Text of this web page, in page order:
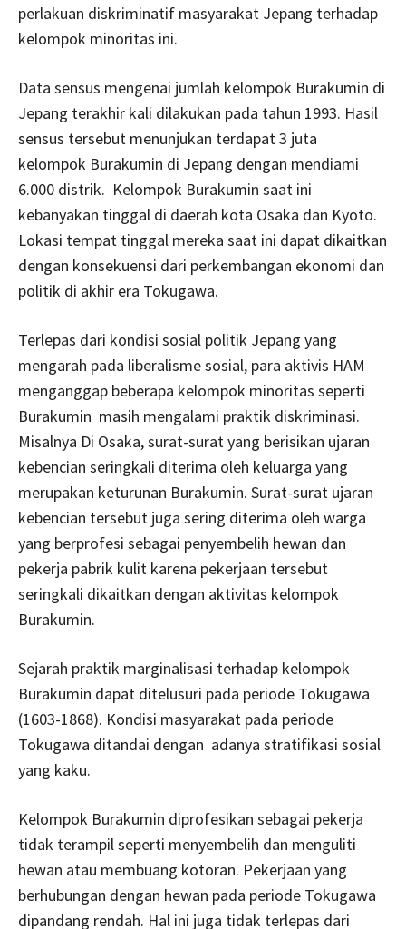
perlakuan diskriminatif masyarakat Jepang terhadap
kelompok minoritas ini.
Data sensus mengenai jumlah kelompok Burakumin di
Jepang terakhir kali dilakukan pada tahun 1993. Hasil
sensus tersebut menunjukan terdapat 3 juta
kelompok Burakumin di Jepang dengan mendiami
6.000 distrik. Kelompok Burakumin saat ini
kebanyakan tinggal di daerah kota Osaka dan Kyoto.
Lokasi tempat tinggal mereka saat ini dapat dikaitkan
dengan konsekuensi dari perkembangan ekonomi dan
politik di akhir era Tokugawa.
Terlepas dari kondisi sosial politik Jepang yang
mengarah pada liberalisme sosial, para aktivis HAM
menganggap beberapa kelompok minoritas seperti
Burakumin masih mengalami praktik diskriminasi.
Misalnya Di Osaka, surat-surat yang berisikan ujaran
kebencian seringkali diterima oleh keluarga yang
merupakan keturunan Burakumin. Surat-surat ujaran
kebencian tersebut juga sering diterima oleh warga
yang berprofesi sebagai penyembelih hewan dan
pekerja pabrik kulit karena pekerjaan tersebut
seringkali dikaitkan dengan aktivitas kelompok
Burakumin.
Sejarah praktik marginalisasi terhadap kelompok
Burakumin dapat ditelusuri pada periode Tokugawa
(1603-1868). Kondisi masyarakat pada periode
Tokugawa ditandai dengan adanya stratifikasi sosial
yang kaku.
Kelompok Burakumin diprofesikan sebagai pekerja
tidak terampil seperti menyembelih dan menguliti
hewan atau membuang kotoran. Pekerjaan yang
berhubungan dengan hewan pada periode Tokugawa
dipandang rendah. Hal ini juga tidak terlepas dari